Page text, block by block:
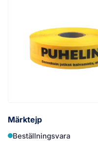
Märktejp
Beställningsvara